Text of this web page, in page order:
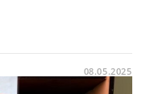
08.05.2025